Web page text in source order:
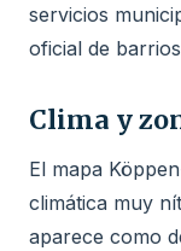
servicios
oficial de
Clima y
El mapa
climática muy
aparece como